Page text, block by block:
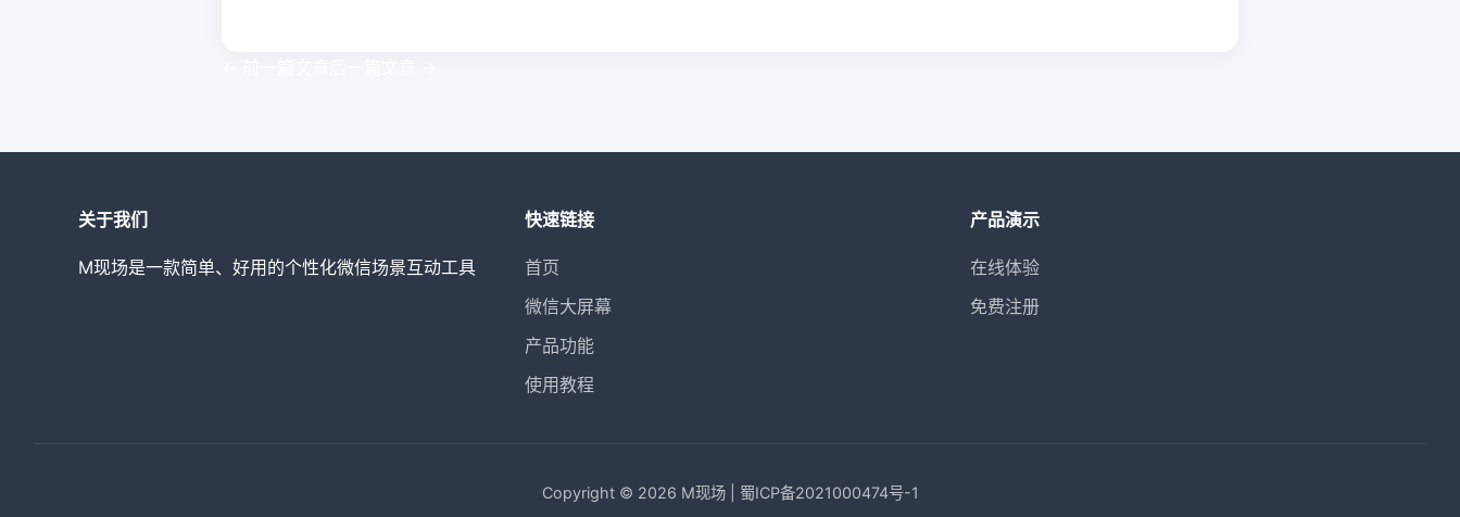
关于我们
M现场是一款简单、好用的个性化微信场景互动工具
快速链接
首页
微信大屏幕
产品功能
使用教程
产品演示
在线体验
免费注册
Copyright © 2026 M现场 | 蜀ICP备2021000474号-1